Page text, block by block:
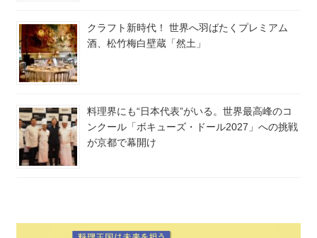
クラフト新時代！ 世界へ羽ばたくプレミアム
酒、松竹梅白壁蔵「然土」
料理界にも“日本代表”がいる。世界最高峰のコ
ンクール「ボキューズ・ドール2027」への挑戦
が京都で幕開け